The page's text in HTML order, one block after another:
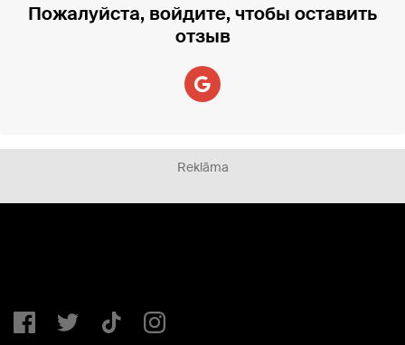
Пожалуйста, войдите, чтобы оставить
отзыв
Reklāma